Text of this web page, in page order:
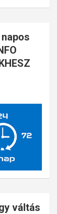
váltás